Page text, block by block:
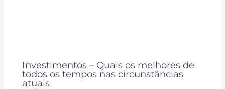
Investimentos – Quais os melhores de
todos os tempos nas circunstâncias
atuais